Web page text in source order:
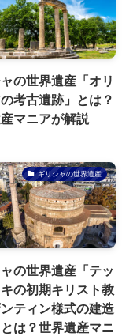
の世界遺産「オリ
考古遺跡」とは？
マニアが解説
ギリシャの世界遺産
の世界遺産「テッ
の初期キリスト教
ティン様式の建造
は？世界遺産マニ